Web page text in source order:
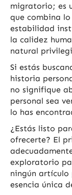
migratorio; es
que combina
estabilidad
la calidez
natural
Si estás
historia
no signifique
personal sea
lo has
¿Estás listo
ofrecerte? El
exploratorio
ningún
esencia única